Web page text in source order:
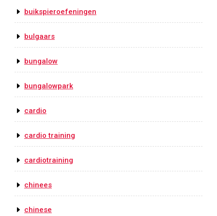
buikspieroefeningen
bulgaars
bungalow
bungalowpark
cardio
cardio training
cardiotraining
chinees
chinese